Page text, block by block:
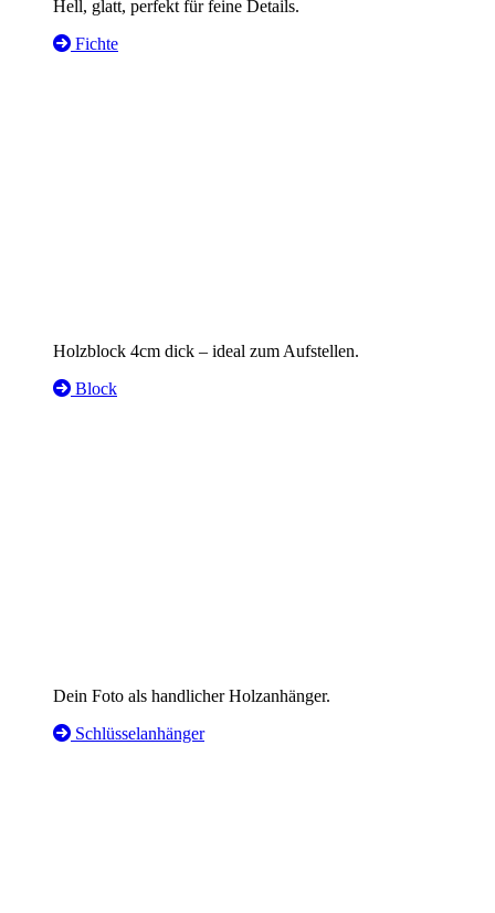
Hell, glatt, perfekt für feine Details.
Fichte
Holzblock 4cm dick – ideal zum Aufstellen.
Block
Dein Foto als handlicher Holzanhänger.
Schlüsselanhänger